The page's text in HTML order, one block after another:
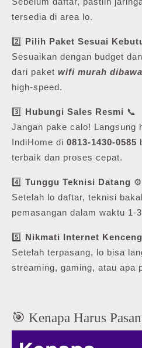
tersedia di area lo.
2️⃣ Pilih Paket Sesuai
Sesuaikan dengan budget
dari paket wifi murah
high-speed.
3️⃣ Hubungi Sales Resmi 📞
Jangan pake calo! Langsung
IndiHome di 0813-1430-0585
terbaik dan proses cepat.
4️⃣ Tunggu Teknisi Datang ⚙️
Setelah lo daftar, teknisi
pemasangan dalam waktu 1-
5️⃣ Nikmati Internet
Setelah terpasang, lo bisa
streaming, gaming, atau apa
🎯 Kenapa Harus